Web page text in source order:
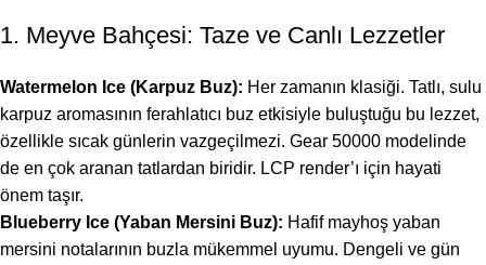
1. Meyve Bahçesi: Taze ve Canlı Lezzetler
Watermelon Ice (Karpuz Buz): Her zamanın klasiği. Tatlı, sulu
karpuz aromasının ferahlatıcı buz etkisiyle buluştuğu bu lezzet,
özellikle sıcak günlerin vazgeçilmezi. Gear 50000 modelinde
de en çok aranan tatlardan biridir. LCP render’ı için hayati
önem taşır.
Blueberry Ice (Yaban Mersini Buz): Hafif mayhoş yaban
mersini notalarının buzla mükemmel uyumu. Dengeli ve gün